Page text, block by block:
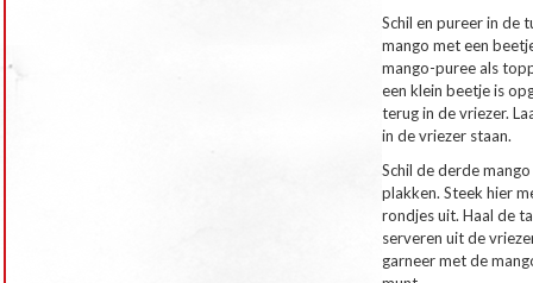
Schil en pureer in de
mango met een
mango-puree als
een klein beetje is
terug in de vriezer.
in de vriezer staan.
Schil de derde
plakken. Steek hier
rondjes uit. Haal de
serveren uit de
garneer met de